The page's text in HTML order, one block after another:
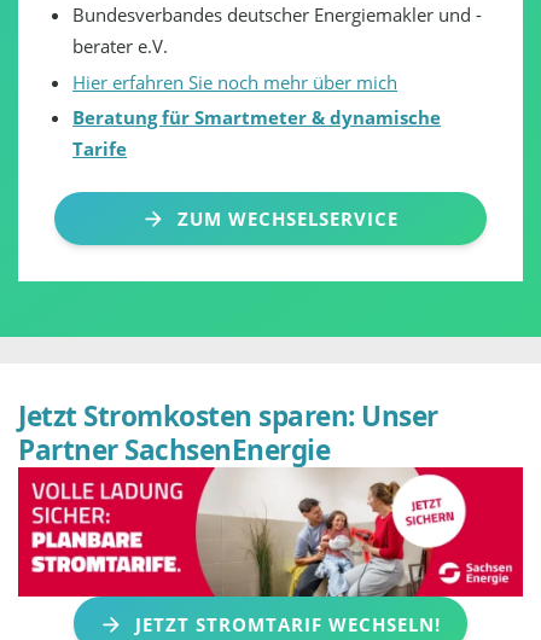
Bundesverbandes deutscher Energiemakler und -
berater e.V.
Hier erfahren Sie noch mehr über mich
Beratung für Smartmeter & dynamische
Tarife
ZUM WECHSELSERVICE
Jetzt Stromkosten sparen: Unser
Partner SachsenEnergie
JETZT STROMTARIF WECHSELN!